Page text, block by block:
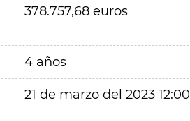
378.757,68 euros
4 años
21 de marzo del 2023 12:00